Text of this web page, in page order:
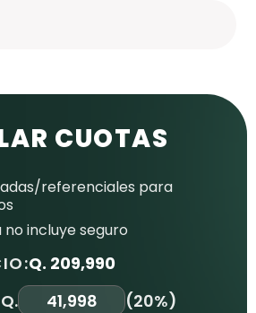
CUOTAS
referenciales para
no incluye seguro
Q. 209,990
Q. (20%)